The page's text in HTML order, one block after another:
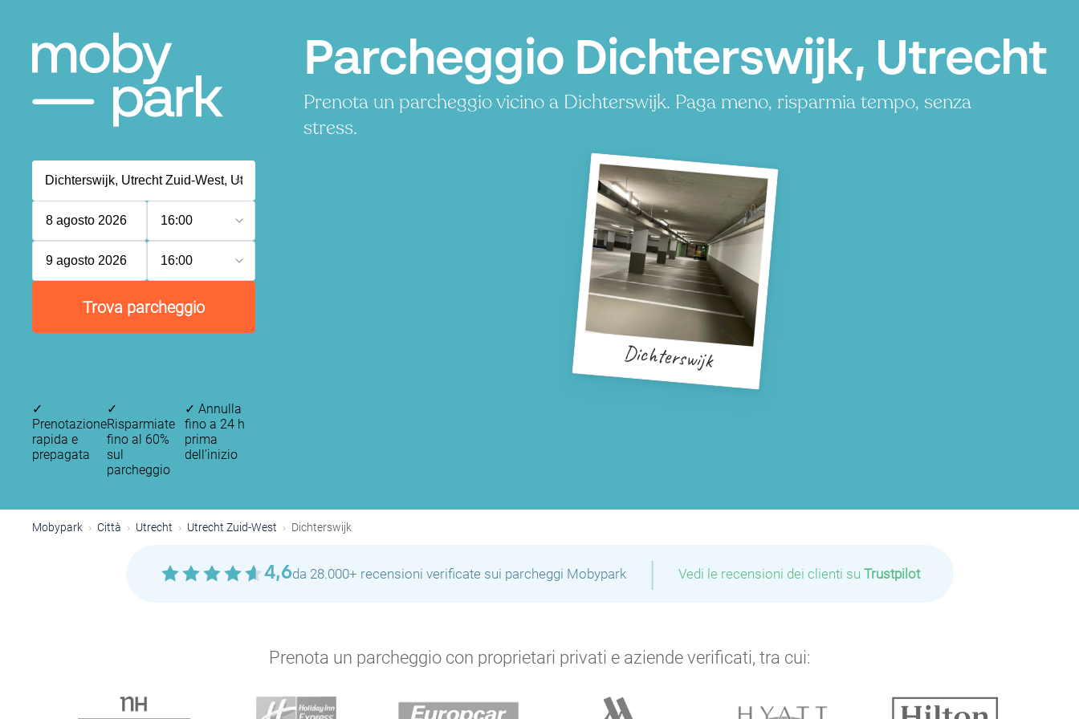
Parcheggio Dichterswijk, Utrecht
Prenota un parcheggio vicino a Dichterswijk. Paga meno, risparmia tempo, senza
stress.
8 agosto 2026 16:00
9 agosto 2026 16:00
Trova parcheggio
Dichterswijk
✓
Prenotazione
rapida e
prepagata
✓
Risparmiate
fino al 60%
sul
parcheggio
✓ Annulla
fino a 24 h
prima
dell’inizio
Mobypark Città Utrecht Utrecht Zuid-West Dichterswijk
4,6da 28.000+ recensioni verificate sui parcheggi Mobypark | Vedi le recensioni dei clienti su Trustpilot
Prenota un parcheggio con proprietari privati e aziende verificati, tra cui: